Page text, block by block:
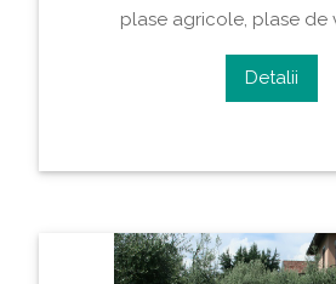
plase agricole, plase de
Detalii